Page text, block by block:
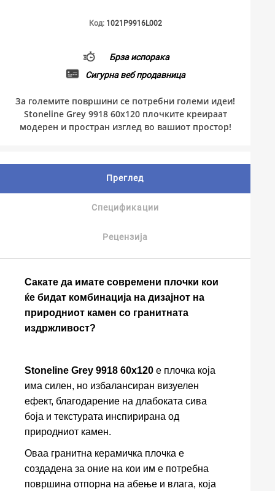
Код: 1021P9916L002
Брза испорака
Сигурна веб продавница
За големите површини се потребни големи идеи!
Stoneline Grey 9918 60x120 плочките креираат
модерен и простран изглед во вашиот простор!
Преглед
Спецификации
Рецензија
Сакате да имате современи плочки кои
ќе бидат комбинација на дизајнот на
природниот камен со гранитната
издржливост?
Stoneline Grey 9918 60x120 е плочка која
има силен, но избалансиран визуелен
ефект, благодарение на длабоката сива
боја и текстурата инспирирана од
природниот камен.
Оваа гранитна керамичка плочка е
создадена за оние на кои им е потребна
површина отпорна на абење и влага, која